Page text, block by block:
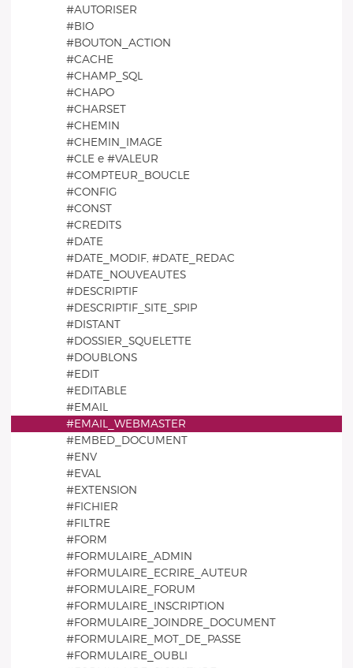
#AUTORISER
#BIO
#BOUTON_ACTION
#CACHE
#CHAMP_SQL
#CHAPO
#CHARSET
#CHEMIN
#CHEMIN_IMAGE
#CLE e #VALEUR
#COMPTEUR_BOUCLE
#CONFIG
#CONST
#CREDITS
#DATE
#DATE_MODIF, #DATE_REDAC
#DATE_NOUVEAUTES
#DESCRIPTIF
#DESCRIPTIF_SITE_SPIP
#DISTANT
#DOSSIER_SQUELETTE
#DOUBLONS
#EDIT
#EDITABLE
#EMAIL
#EMAIL_WEBMASTER
#EMBED_DOCUMENT
#ENV
#EVAL
#EXTENSION
#FICHIER
#FILTRE
#FORM
#FORMULAIRE_ADMIN
#FORMULAIRE_ECRIRE_AUTEUR
#FORMULAIRE_FORUM
#FORMULAIRE_INSCRIPTION
#FORMULAIRE_JOINDRE_DOCUMENT
#FORMULAIRE_MOT_DE_PASSE
#FORMULAIRE_OUBLI